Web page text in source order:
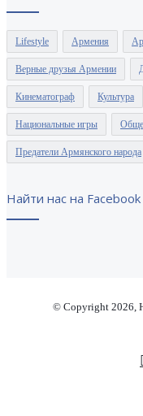
Lifestyle Армения
Верные друзья Армении
Кинематограф Культура
Национальные игры
Предатели Армянского народа
Найти нас на Facebook
© Copyright 2026,